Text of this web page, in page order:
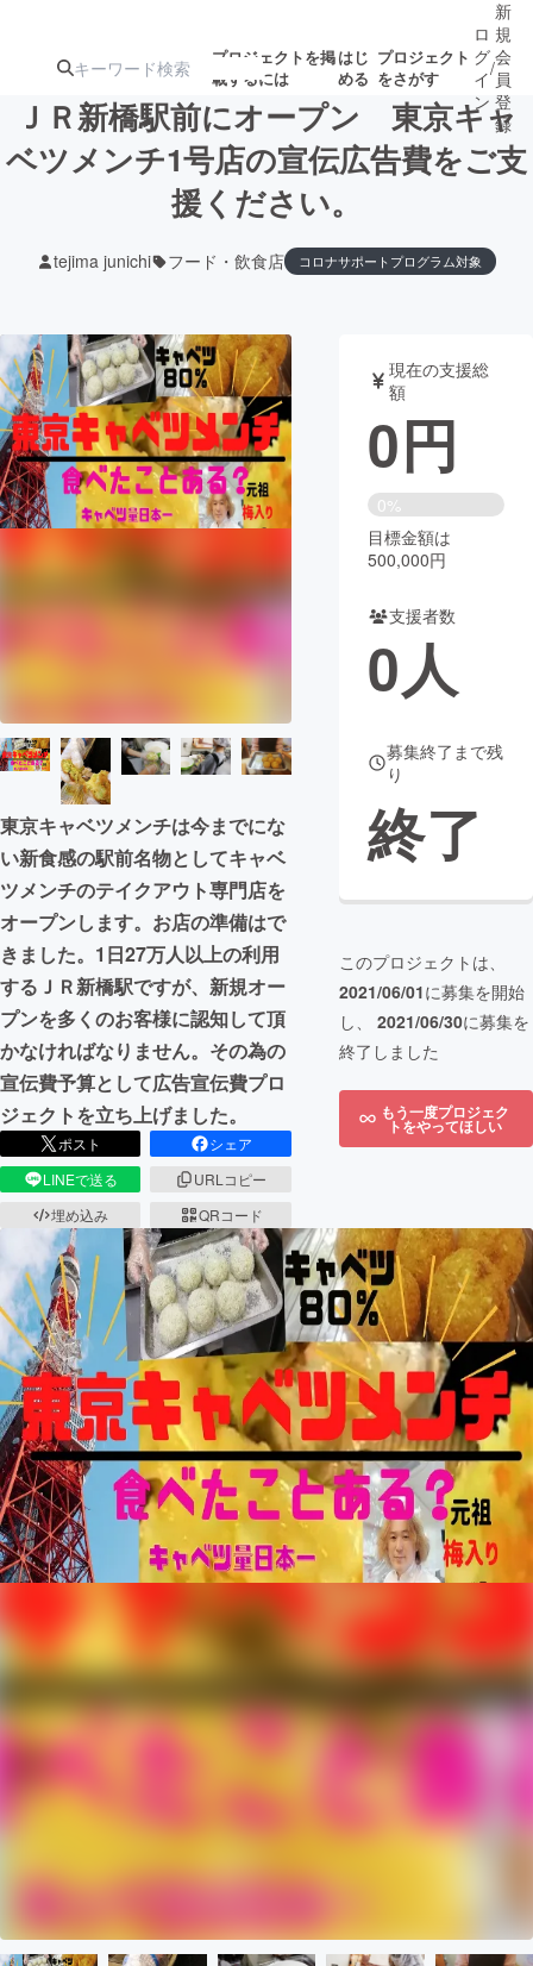
プロジェクトを掲
載するには
はじ
める
プロジェクト
をさがす
注目の新着プロ
ジェクト
募集終了が近いプ
テクノロジー・ガジェット ゲーム・サ
映像・映画 書籍・雑誌
ビジネス・起業 チャレンジ
まちづくり・地域活性化
CAMPFIRE for Social Good
CAMPFIRE Creation
コミュニティ
ロ
グ
イ
ン
/
新
規
会
員
登
録
ＪＲ新橋駅前にオープン 東京キャ
ベツメンチ1号店の宣伝広告費をご支
援ください。
tejima junichi フード・飲食店 コロナサポートプログラム対象
東京キャベツメンチは今までにな
い新食感の駅前名物としてキャベ
ツメンチのテイクアウト専門店を
オープンします。お店の準備はで
きました。1日27万人以上の利用
するＪＲ新橋駅ですが、新規オー
プンを多くのお客様に認知して頂
かなければなりません。その為の
宣伝費予算として広告宣伝費プロ
ジェクトを立ち上げました。
ポスト
シェア
LINEで送る
URLコピー
埋め込み
QRコード
現在の支援総
額
0円
0%
目標金額は
500,000円
支援者数
0人
募集終了まで残
り
終了
このプロジェクトは、
2021/06/01に募集を開始
し、 2021/06/30に募集を
終了しました
もう一度プロジェク
トをやってほしい